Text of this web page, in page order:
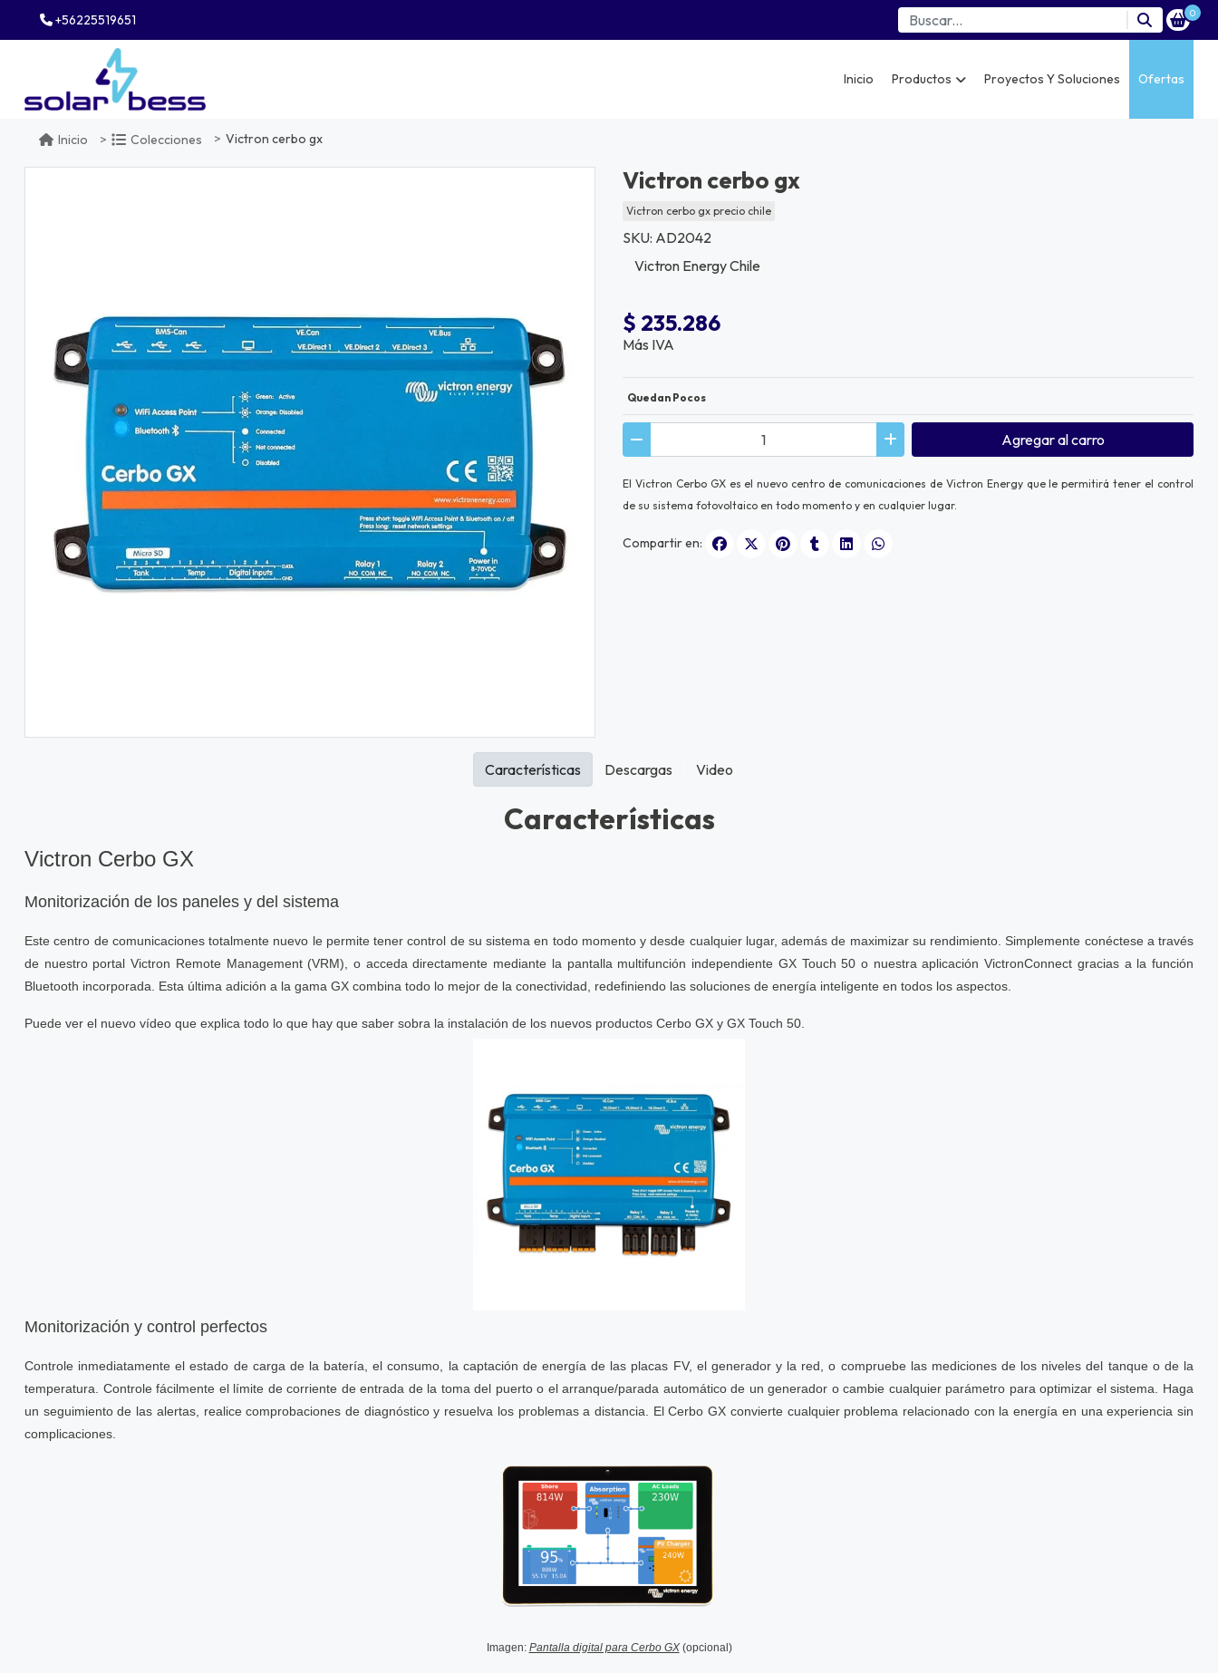
+56225519651 0
Inicio Productos Proyectos Y Soluciones Ofertas
Inicio Colecciones Victron cerbo gx
Victron cerbo gx
Victron cerbo gx precio chile
SKU: AD2042
Victron Energy Chile
$ 235.286
Más IVA
Quedan Pocos
Agregaral carro
El Victron Cerbo GX es el nuevo centro de comunicaciones de Victron Energy que le permitirá tener el control
de su sistema fotovoltaico en todo momento y en cualquier lugar.
Compartir en:
Características
Victron Cerbo GX
Monitorización de los paneles y del sistema
Este centro de comunicaciones totalmente nuevo le permite tener control de su sistema en todo momento y desde cualquier lugar, además de maximizar su rendimiento. Simplemente conéctese a través
de nuestro portal Victron Remote Management (VRM), o acceda directamente mediante la pantalla multifunción independiente GX Touch 50 o nuestra aplicación VictronConnect gracias a la función
Bluetooth incorporada. Esta última adición a la gama GX combina todo lo mejor de la conectividad, redefiniendo las soluciones de energía inteligente en todos los aspectos.
Puede ver el nuevo vídeo que explica todo lo que hay que saber sobra la instalación de los nuevos productos Cerbo GX y GX Touch 50.
Monitorización y control perfectos
Controle inmediatamente el estado de carga de la batería, el consumo, la captación de energía de las placas FV, el generador y la red, o compruebe las mediciones de los niveles del tanque o de la
temperatura. Controle fácilmente el límite de corriente de entrada de la toma del puerto o el arranque/parada automático de un generador o cambie cualquier parámetro para optimizar el sistema. Haga
un seguimiento de las alertas, realice comprobaciones de diagnóstico y resuelva los problemas a distancia. El Cerbo GX convierte cualquier problema relacionado con la energía en una experiencia sin
complicaciones.
Imagen: Pantalla digital para Cerbo GX(opcional)
Características Descargas Video